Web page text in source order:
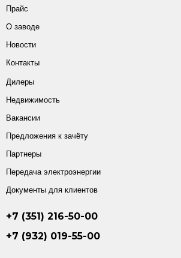
Прайс
О заводе
Новости
Контакты
Дилеры
Недвижимость
Вакансии
Предложения к зачёту
Партнеры
Передача электроэнергии
Документы для клиентов
+7 (351) 216-50-00
+7 (932) 019-55-00